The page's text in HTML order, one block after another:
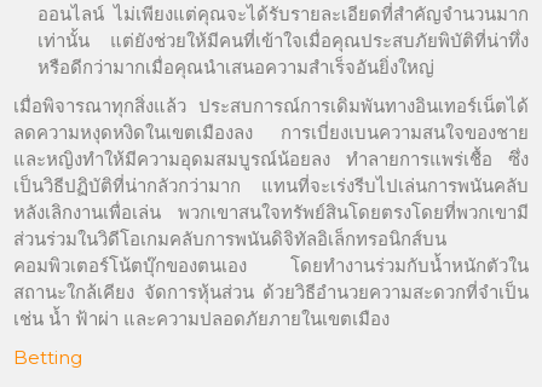
ออนไลน์ ไม่เพียงแต่คุณจะได้รับรายละเอียดที่สำคัญจำนวนมาก
เท่านั้น แต่ยังช่วยให้มีคนที่เข้าใจเมื่อคุณประสบภัยพิบัติที่น่าทึ่ง
หรือดีกว่ามากเมื่อคุณนำเสนอความสำเร็จอันยิ่งใหญ่
เมื่อพิจารณาทุกสิ่งแล้ว ประสบการณ์การเดิมพันทางอินเทอร์เน็ตได้
ลดความหงุดหงิดในเขตเมืองลง การเบี่ยงเบนความสนใจของชาย
และหญิงทำให้มีความอุดมสมบูรณ์น้อยลง ทำลายการแพร่เชื้อ ซึ่ง
เป็นวิธีปฏิบัติที่น่ากลัวกว่ามาก แทนที่จะเร่งรีบไปเล่นการพนันคลับ
หลังเลิกงานเพื่อเล่น พวกเขาสนใจทรัพย์สินโดยตรงโดยที่พวกเขามี
ส่วนร่วมในวิดีโอเกมคลับการพนันดิจิทัลอิเล็กทรอนิกส์บน
คอมพิวเตอร์โน้ตบุ๊กของตนเอง โดยทำงานร่วมกับน้ำหนักตัวใน
สถานะใกล้เคียง จัดการหุ้นส่วน ด้วยวิธีอำนวยความสะดวกที่จำเป็น
เช่น น้ำ ฟ้าผ่า และความปลอดภัยภายในเขตเมือง
Betting